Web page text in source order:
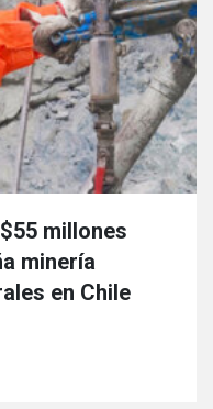
millones
minería
en Chile